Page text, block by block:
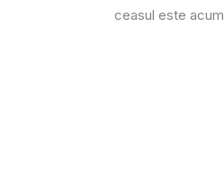
ceasul este